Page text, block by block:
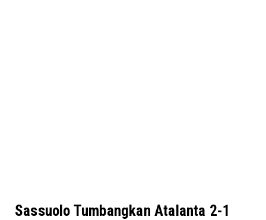
Sassuolo Tumbangkan Atalanta 2-1